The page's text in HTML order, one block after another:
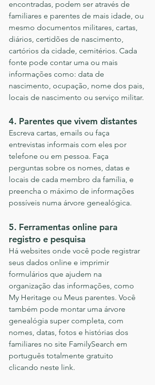
encontradas, podem ser através de
familiares e parentes de mais idade, ou
mesmo documentos militares, cartas,
diários, certidões de nascimento,
cartórios da cidade, cemitérios. Cada
fonte pode contar uma ou mais
informações como: data de
nascimento, ocupação, nome dos pais,
locais de nascimento ou serviço militar.
4. Parentes que vivem distantes
Escreva cartas, emails ou faça
entrevistas informais com eles por
telefone ou em pessoa. Faça
perguntas sobre os nomes, datas e
locais de cada membro da família, e
preencha o máximo de informações
possíveis numa árvore genealógica.
5. Ferramentas online para
registro e pesquisa
Há websites onde você pode registrar
seus dados online e imprimir
formulários que ajudem na
organização das informações, como
My Heritage ou Meus parentes. Você
também pode montar uma árvore
genealógia super completa, com
nomes, datas, fotos e histórias dos
familiares no site FamilySearch em
português totalmente gratuito
clicando neste link.